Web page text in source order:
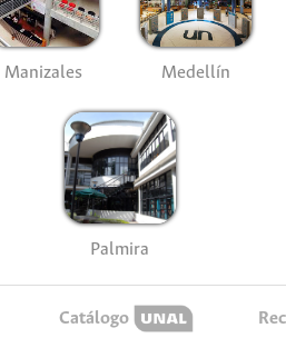
Manizales Medellín
Palmira
Catálogo